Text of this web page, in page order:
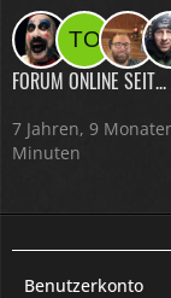
FORUM ONLINE SEIT...
7 Jahren, 9
Minuten
Benutzerkonto